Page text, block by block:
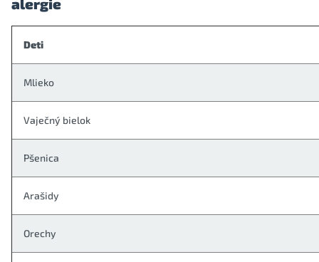
Deti
Mlieko
Vaječný bielok
Pšenica
Arašidy
Orechy